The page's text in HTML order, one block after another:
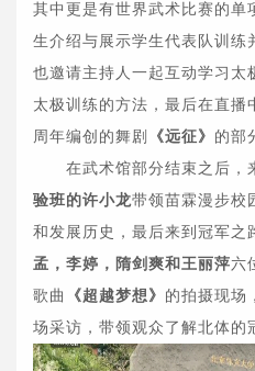
其中更是有世界武术比赛的单
生介绍与展示学生代表队训练
也邀请主持人一起互动学习太
太极训练的方法，最后在直播
周年编创的舞剧
《远征》 的部
在武术馆部分结束之后，
验班的许小龙带领苗霖漫步校
和发展历史，最后来到冠军之
孟，李婷，隋剑爽和王丽萍六
歌曲
《超越梦想》 的拍摄现场
场采访，带领观众了解北体的